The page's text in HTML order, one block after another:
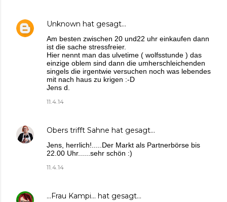
Unknown hat gesagt…
Am besten zwischen 20 und22 uhr einkaufen dann
ist die sache stressfreier.
Hier nennt man das ulvetime ( wolfsstunde ) das
einzige oblem sind dann die umherschleichenden
singels die irgentwie versuchen noch was lebendes
mit nach haus zu krigen :-D
Jens d.
11.4.14
Obers trifft Sahne hat gesagt…
Jens, herrlich!.....Der Markt als Partnerbörse bis
22.00 Uhr......sehr schön :)
11.4.14
...Frau Kampi... hat gesagt…